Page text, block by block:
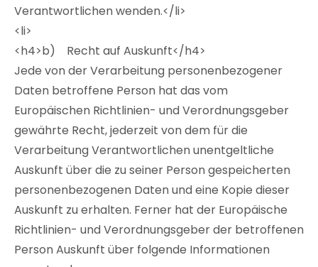
Verantwortlichen wenden.</li>
<li>
<h4>b) Recht auf Auskunft</h4>
Jede von der Verarbeitung personenbezogener
Daten betroffene Person hat das vom
Europäischen Richtlinien- und Verordnungsgeber
gewährte Recht, jederzeit von dem für die
Verarbeitung Verantwortlichen unentgeltliche
Auskunft über die zu seiner Person gespeicherten
personenbezogenen Daten und eine Kopie dieser
Auskunft zu erhalten. Ferner hat der Europäische
Richtlinien- und Verordnungsgeber der betroffenen
Person Auskunft über folgende Informationen